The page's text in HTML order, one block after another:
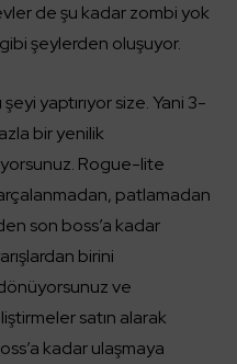
de şu kadar zombi yok
şeylerden oluşuyor.
yaptırıyor size. Yani 3-
bir yenilik
Rogue-lite
patlamadan
son boss’a kadar
birini
ve
satın alarak
kadar ulaşmaya